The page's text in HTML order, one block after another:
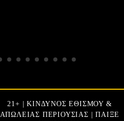
21+ | ΚΙΝΔΥΝΟΣ ΕΘΙΣΜΟΥ &
ΑΠΩΛΕΙΑΣ ΠΕΡΙΟΥΣΙΑΣ | ΠΑΙΞΕ